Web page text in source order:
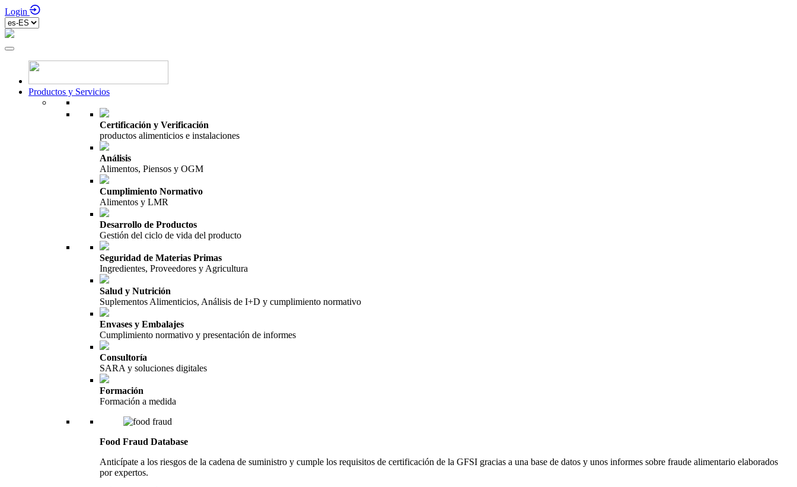
Login
Productos y Servicios
Certificación y Verificación
productos alimenticios e instalaciones
Análisis
Alimentos, Piensos y OGM
Cumplimiento Normativo
Alimentos y LMR
Desarrollo de Productos
Gestión del ciclo de vida del producto
Seguridad de Materias Primas
Ingredientes, Proveedores y Agricultura
Salud y Nutrición
Suplementos Alimenticios, Análisis de I+D y cumplimiento normativo
Envases y Embalajes
Cumplimiento normativo y presentación de informes
Consultoría
SARA y soluciones digitales
Formación
Formación a medida
Food Fraud Database
Anticípate a los riesgos de la cadena de suministro y cumple los requisitos de certificación de la GFSI gracias a una base de datos y unos informes sobre fraude alimentario elaborados
por expertos.